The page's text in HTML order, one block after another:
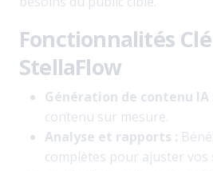
Fonctionnalités
StellaFlow
Génération de contenu IA
contenu sur mesure.
Analyse et rapports :
complètes pour ajuster vos